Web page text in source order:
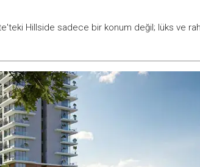
Hillside sadece bir konum değil; lüks ve